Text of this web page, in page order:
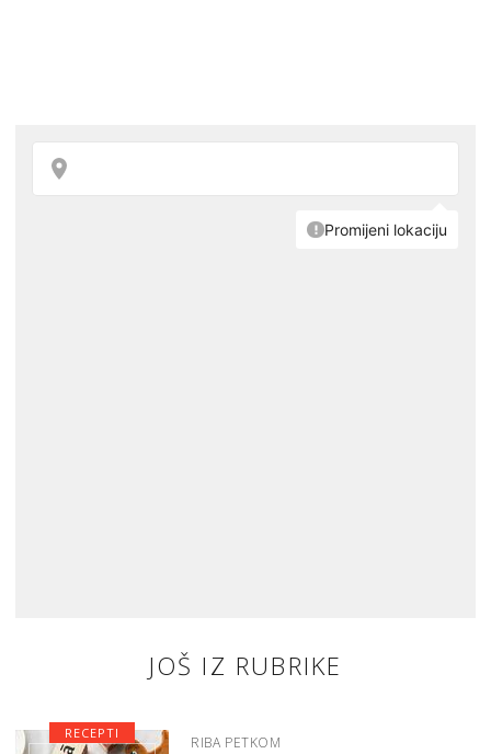
JOŠ IZ RUBRIKE
RIBA PETKOM
RECEPTI